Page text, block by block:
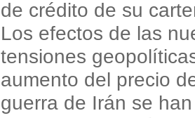
de crédito de su
Los efectos de las
tensiones
aumento del precio
guerra de Irán se